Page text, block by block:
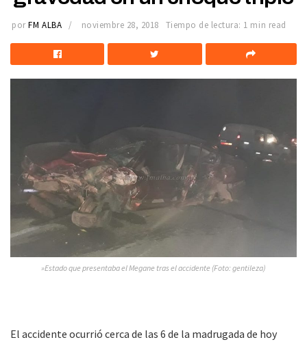
por FM ALBA noviembre 28, 2018 Tiempo de lectura: 1 min read
»Estado que presentaba el Megane tras el accidente (Foto: gentileza)
El accidente ocurrió cerca de las 6 de la madrugada de hoy